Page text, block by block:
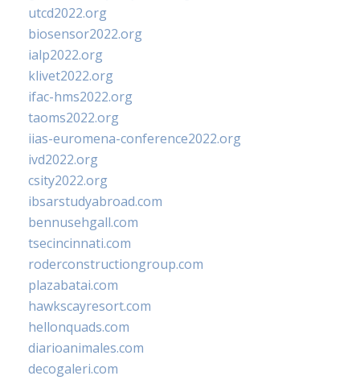
utcd2022.org
biosensor2022.org
ialp2022.org
klivet2022.org
ifac-hms2022.org
taoms2022.org
iias-euromena-conference2022.org
ivd2022.org
csity2022.org
ibsarstudyabroad.com
bennusehgall.com
tsecincinnati.com
roderconstructiongroup.com
plazabatai.com
hawkscayresort.com
hellonquads.com
diarioanimales.com
decogaleri.com